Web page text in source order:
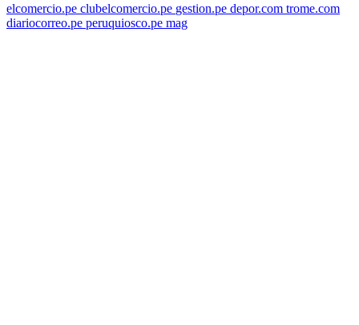
elcomercio.pe clubelcomercio.pe gestion.pe depor.com trome.com
diariocorreo.pe peruquiosco.pe mag